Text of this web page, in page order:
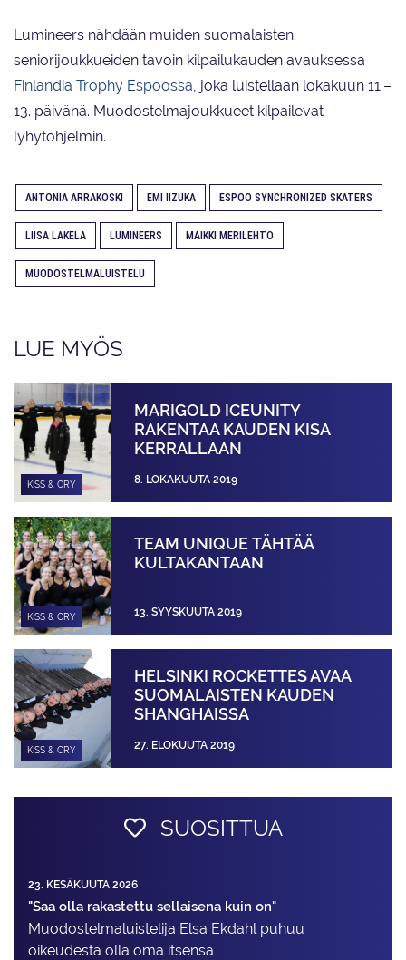
Lumineers nähdään muiden suomalaisten
seniorijoukkueiden tavoin kilpailukauden avauksessa
Finlandia Trophy Espoossa, joka luistellaan lokakuun 11.–
13. päivänä. Muodostelmajoukkueet kilpailevat
lyhytohjelmin.
ANTONIA ARRAKOSKI EMI IIZUKA ESPOO SYNCHRONIZED SKATERS
LIISA LAKELA LUMINEERS MAIKKI MERILEHTO
MUODOSTELMALUISTELU
LUE MYÖS
KISS & CRY
MARIGOLD ICEUNITY
RAKENTAA KAUDEN KISA
KERRALLAAN
8. LOKAKUUTA 2019
KISS & CRY
TEAM UNIQUE TÄHTÄÄ
KULTAKANTAAN
13. SYYSKUUTA 2019
KISS & CRY
HELSINKI ROCKETTES AVAA
SUOMALAISTEN KAUDEN
SHANGHAISSA
27. ELOKUUTA 2019
SUOSITTUA
23. KESÄKUUTA 2026
"Saa olla rakastettu sellaisena kuin on"
Muodostelma­luistelija Elsa Ekdahl puhuu
oikeudesta olla oma itsensä